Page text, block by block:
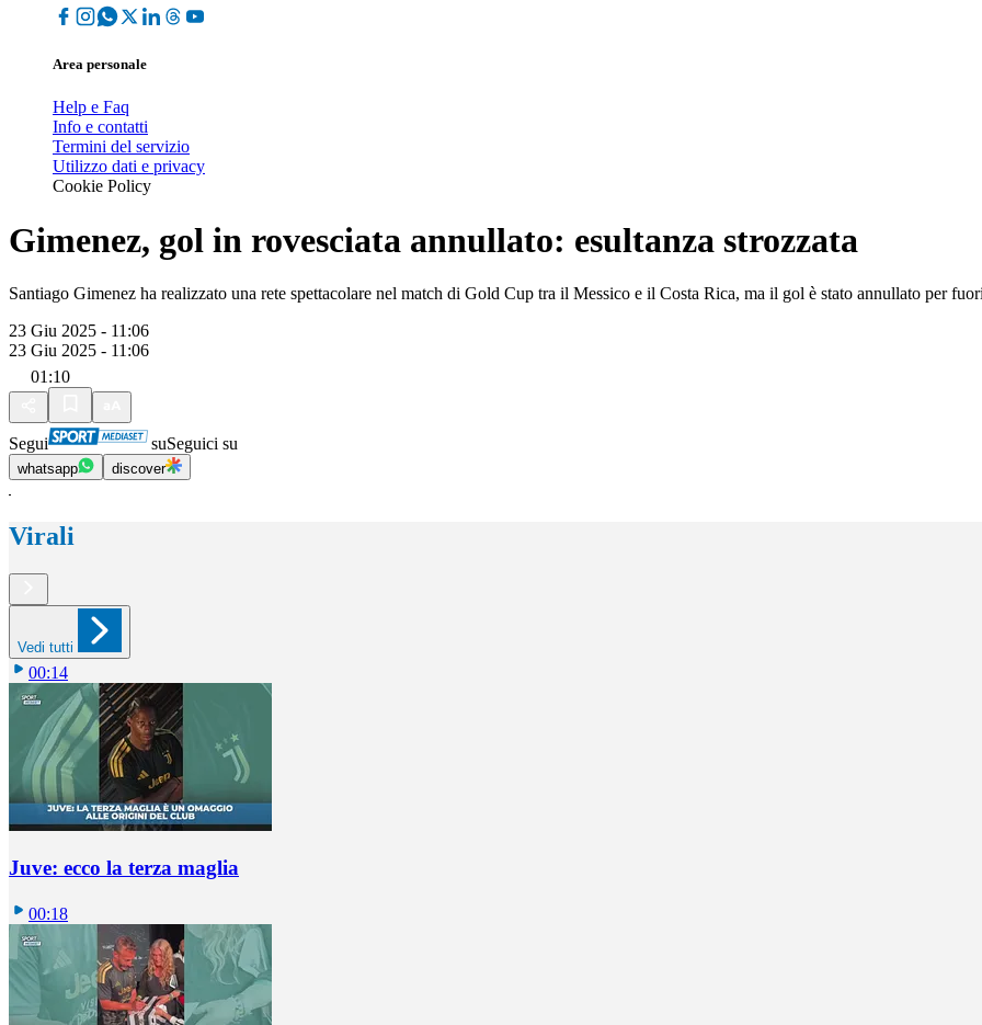
Area personale
Help e Faq
Info e contatti
Termini del servizio
Utilizzo dati e privacy
Cookie Policy
Gimenez, gol in rovesciata annullato: esultanza strozzata
Santiago Gimenez ha realizzato una rete spettacolare nel match di Gold Cup tra il Messico e il Costa Rica, ma il gol è stato annullato per
23 Giu 2025 - 11:06
23 Giu 2025 - 11:06
01:10
Segui suSeguici su
whatsapp discover
Virali
Vedi tutti
00:14
Juve: ecco la terza maglia
00:18